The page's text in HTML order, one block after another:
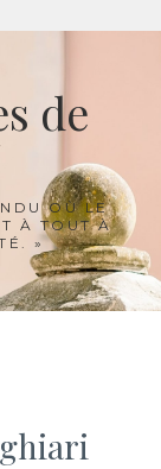
de
OÙ LE
À TOUT À
»